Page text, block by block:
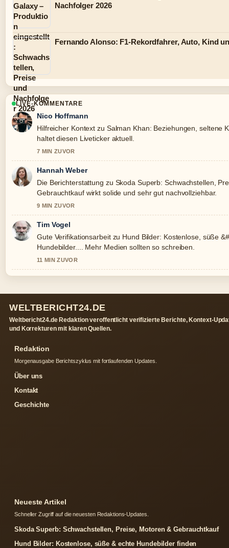
Nachfolger 2026
Fernando Alonso: F1-Rekordfahrer, Auto, Kind
LIVE-KOMMENTARE
Nico Hoffmann
Hilfreicher Kontext zu Salman Khan: Beziehungen, seltene
haltet diesen Liveticker aktuell.
7 MIN ZUVOR
Hannah Weber
Die Berichterstattung zu Skoda Superb: Schwachstellen,
Gebrauchtkauf wirkt solide und sehr gut nachvollziehbar.
9 MIN ZUVOR
Tim Vogel
Gute Verifikationsarbeit zu Hund Bilder: Kostenlose, süße
Hundebilder.... Mehr Medien sollten so schreiben.
11 MIN ZUVOR
WELTBERICHT24.DE
Weltbericht24.de Redaktion veroffentlicht verifizierte Berichte, Kontext-
und Korrekturen mit klaren Quellen.
Redaktion
Morgenausgabe Berichtszyklus mit fortlaufenden Updates.
Über uns
Kontakt
Geschichte
Neueste Artikel
Schneller Zugriff auf die neuesten Redaktions-Updates.
Skoda Superb: Schwachstellen, Preise, Motoren & Gebrauchtkauf
Hund Bilder: Kostenlose, süße & echte Hundebilder finden